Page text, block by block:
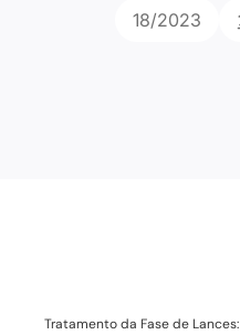
18/2023
Tratamento da Fase de Lances: